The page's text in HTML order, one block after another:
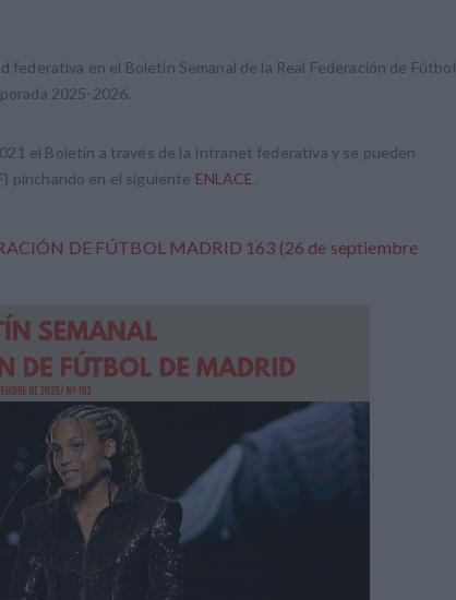
federativa en el Boletín Semanal de la Real Federación de Fútbol
2025-2026.
el Boletín a través de la Intranet federativa y se pueden
pinchando en el siguiente ENLACE.
DE FÚTBOL MADRID 163 (26 de septiembre